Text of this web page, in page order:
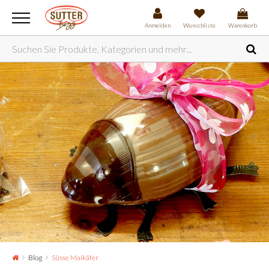
Anmelden Wunschliste Warenkorb
Blog Süsse Maikäfer